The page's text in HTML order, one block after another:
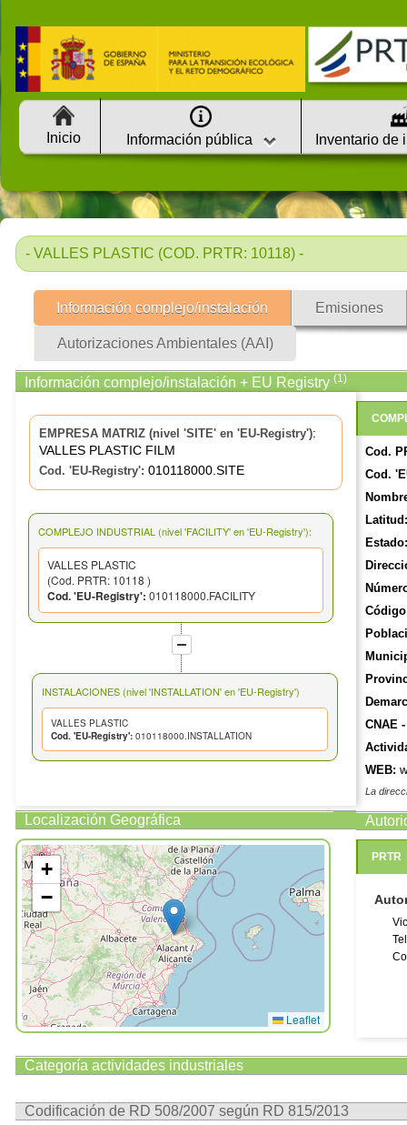
Inicio Información pública Inventario de
- VALLES PLASTIC (COD. PRTR: 10118) -
Información complejo/instalación Emisiones
Autorizaciones Ambientales (AAI)
Información complejo/instalación + EU Registry (1)
EMPRESA MATRIZ (nivel 'SITE' en 'EU-Registry'):
VALLES PLASTIC FILM
Cod. 'EU-Registry': 010118000.SITE
COMPLEJO INDUSTRIAL (nivel 'FACILITY' en 'EU-Registry'):
VALLES PLASTIC
(Cod. PRTR: 10118 )
Cod. 'EU-Registry': 010118000.FACILITY
INSTALACIONES (nivel 'INSTALLATION' en 'EU-Registry')
VALLES PLASTIC
Cod. 'EU-Registry': 010118000.INSTALLATION
Localización Geográfica
+
−
Leaflet
Cod.
Cod.
Latitud:
Estado:
CNAE
WEB:
La
PRTR
Categoría actividades industriales
Codificación de RD 508/2007 según RD 815/2013